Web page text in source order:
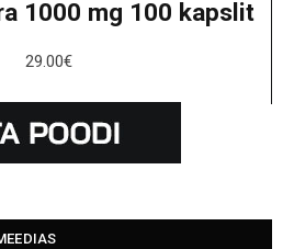
1000 mg 100 kapslit
29.00€